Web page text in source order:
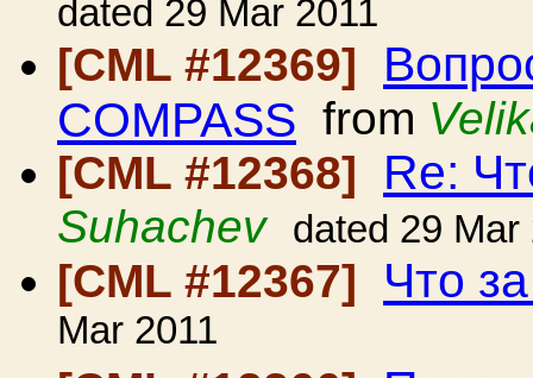
dated 29 Mar 2011
[CML #12369]
COMPASS from
[CML #12368]
Re:
Suhachev dated 29 Mar
[CML #12367] Что
Mar 2011